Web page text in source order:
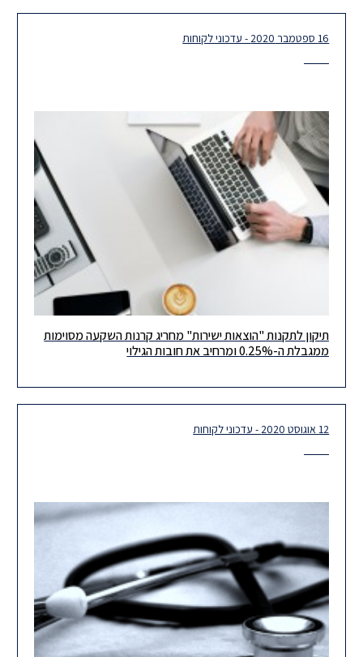
16 ספטמבר 2020 - עדכוני לקוחות
תיקון לתקנות קופות גמל בדבר "הוצאות ישירות" מחריג קרנות השקעה
תיקון לתקנות "הוצאות ישירות" מחריג קרנות השקעה מסוימות
ממגבלת ה-0.25% ומרחיב את חובות הגילוי
12 אוגוסט 2020 - עדכוני לקוחות